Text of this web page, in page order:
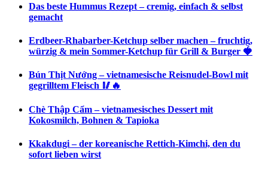
Das beste Hummus Rezept – cremig, einfach & selbst
gemacht
Erdbeer-Rhabarber-Ketchup selber machen – fruchtig,
würzig & mein Sommer-Ketchup für Grill & Burger 🍓
Bún Thịt Nướng – vietnamesische Reisnudel-Bowl mit
gegrilltem Fleisch 🥢🔥
Chè Thập Cẩm – vietnamesisches Dessert mit
Kokosmilch, Bohnen & Tapioka
Kkakdugi – der koreanische Rettich-Kimchi, den du
sofort lieben wirst